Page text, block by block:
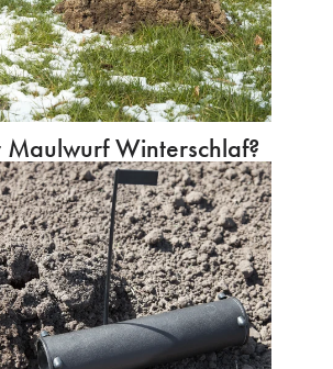
Winterschlaf?